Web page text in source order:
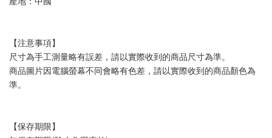
【注意事項】
尺寸為手工測量略有誤差，請以實際收到的商品尺寸為準。
商品圖片因電腦螢幕不同會略有色差，請以實際收到的商品顏色為
準。
【保存期限】